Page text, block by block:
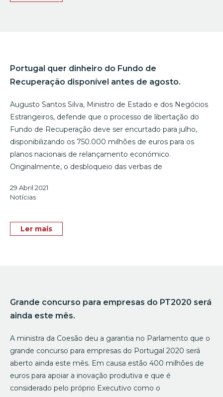
Portugal quer dinheiro do Fundo de
Recuperação disponível antes de agosto.
Augusto Santos Silva, Ministro de Estado e dos Negócios
Estrangeiros, defende que o processo de libertação do
Fundo de Recuperação deve ser encurtado para julho,
disponibilizando os 750.000 milhões de euros para os
planos nacionais de relançamento económico.
Originalmente, o desbloqueio das verbas de
29 Abril 2021
Notícias
Ler mais
Grande concurso para empresas do PT2020 será
ainda este mês.
A ministra da Coesão deu a garantia no Parlamento que o
grande concurso para empresas do Portugal 2020 será
aberto ainda este mês. Em causa estão 400 milhões de
euros para apoiar a inovação produtiva e que é
considerado pelo próprio Executivo como o